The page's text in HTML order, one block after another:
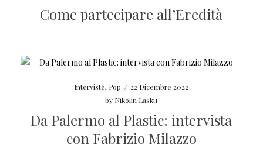
Come partecipare all’Eredità
Interviste, Pop / 22 Dicembre 2022
by Nikolin Lasku
Da Palermo al Plastic: intervista
con Fabrizio Milazzo